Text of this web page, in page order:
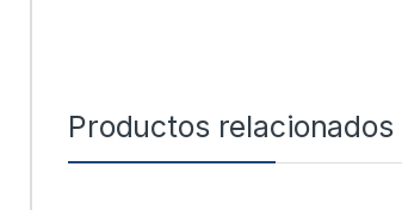
Productos relacionados